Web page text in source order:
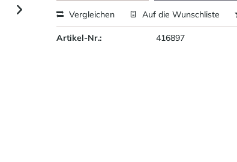
Vergleichen Auf die Wunschliste
Artikel-Nr.: 416897